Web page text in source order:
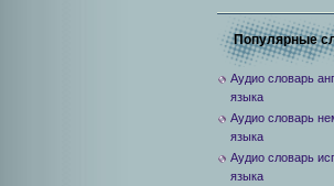
Популярные
Аудио словарь
языка
Аудио словарь
языка
Аудио словарь
языка